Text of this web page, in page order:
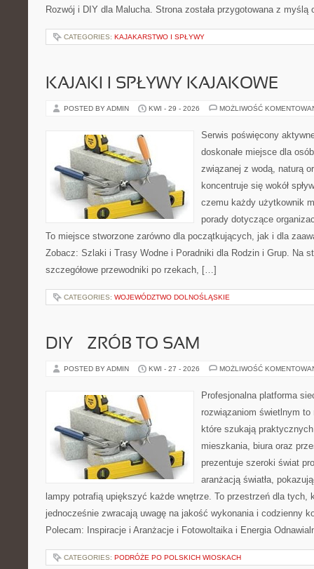
Rozwój i DIY dla Malucha. Strona została przygotowana z
CATEGORIES: KAJAKARSTWO I SPŁYWY
KAJAKI I SPŁYWY KAJAKOWE
POSTED BY ADMIN KWI - 29 - 2026 MOŻLIWOŚĆ
Serwis poświęcony
doskonałe miejsce dla
związanej z wodą, naturą
koncentruje się wokół
czemu każdy użytkownik
porady dotyczące
To miejsce stworzone zarówno dla początkujących, jak i dla
Zobacz: Szlaki i Trasy Wodne i Poradniki dla Rodzin i Grup. Na
szczegółowe przewodniki po rzekach, […]
CATEGORIES: WOJEWÓDZTWO DOLNOŚLĄSKIE
DIY – ZRÓB TO SAM
POSTED BY ADMIN KWI - 27 - 2026 MOŻLIWOŚĆ
Profesjonalna platforma
rozwiązaniom świetlnym
które szukają
mieszkania, biura oraz
prezentuje szeroki świat
aranżacją światła,
lampy potrafią upiększyć każde wnętrze. To przestrzeń dla tych,
jednocześnie zwracają uwagę na jakość wykonania i codzienny
Polecam: Inspiracje i Aranżacje i Fotowoltaika i Energia
CATEGORIES: PODRÓŻE PO POLSKICH WIOSKACH